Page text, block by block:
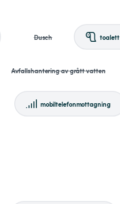
Dusch toalett
Avfallshantering av grått vatten
mobiltelefonmottagning